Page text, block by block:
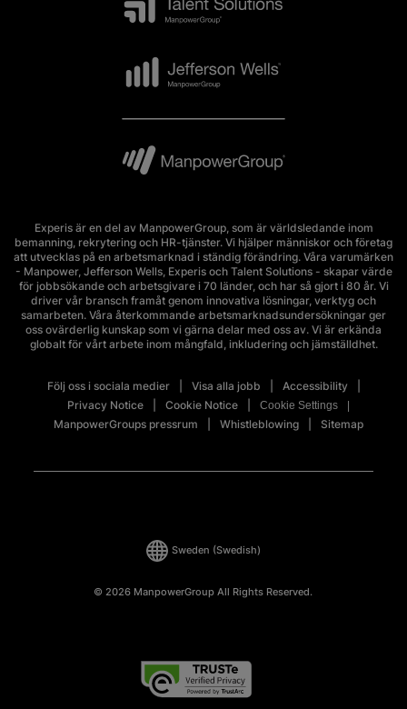
Experis är en del av ManpowerGroup, som är världsledande inom
bemanning, rekrytering och HR-tjänster. Vi hjälper människor och företag
att utvecklas på en arbetsmarknad i ständig förändring. Våra varumärken
- Manpower, Jefferson Wells, Experis och Talent Solutions - skapar värde
för jobbsökande och arbetsgivare i 70 länder, och har så gjort i 80 år. Vi
driver vår bransch framåt genom innovativa lösningar, verktyg och
samarbeten. Våra återkommande arbetsmarknadsundersökningar ger
oss ovärderlig kunskap som vi gärna delar med oss av. Vi är erkända
globalt för vårt arbete inom mångfald, inkludering och jämställdhet.
Följ oss i sociala medier Visa alla jobb
Accessibility
Privacy Notice
Cookie Notice Cookie Settings
ManpowerGroups pressrum Whistleblowing Sitemap
© 2026 ManpowerGroup All Rights Reserved.
Sweden (Swedish)